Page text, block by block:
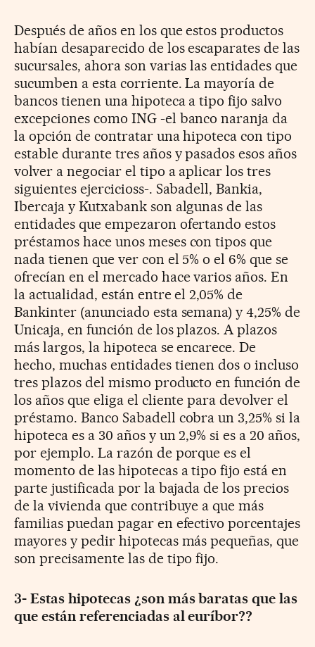
Después de años en los que estos productos
habían desaparecido de los escaparates de las
sucursales, ahora son varias las entidades que
sucumben a esta corriente. La mayoría de
bancos tienen una hipoteca a tipo fijo salvo
excepciones como ING -el banco naranja da
la opción de contratar una hipoteca con tipo
estable durante tres años y pasados esos años
volver a negociar el tipo a aplicar los tres
siguientes ejercicioss-. Sabadell, Bankia,
Ibercaja y Kutxabank son algunas de las
entidades que empezaron ofertando estos
préstamos hace unos meses con tipos que
nada tienen que ver con el 5% o el 6% que se
ofrecían en el mercado hace varios años. En
la actualidad, están entre el 2,05% de
Bankinter (anunciado esta semana) y 4,25% de
Unicaja, en función de los plazos. A plazos
más largos, la hipoteca se encarece. De
hecho, muchas entidades tienen dos o incluso
tres plazos del mismo producto en función de
los años que eliga el cliente para devolver el
préstamo. Banco Sabadell cobra un 3,25% si la
hipoteca es a 30 años y un 2,9% si es a 20 años,
por ejemplo. La razón de porque es el
momento de las hipotecas a tipo fijo está en
parte justificada por la bajada de los precios
de la vivienda que contribuye a que más
familias puedan pagar en efectivo porcentajes
mayores y pedir hipotecas más pequeñas, que
son precisamente las de tipo fijo.
3- Estas hipotecas ¿son más baratas que las
que están referenciadas al euríbor??